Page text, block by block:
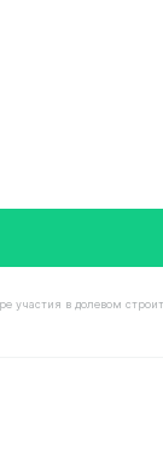
участия в долевом